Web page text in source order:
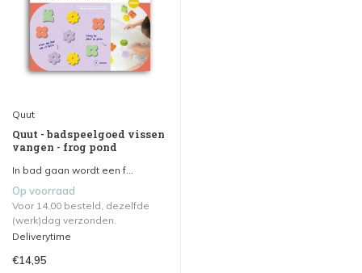
Quut
Quut - badspeelgoed vissen
vangen - frog pond
In bad gaan wordt een f...
Op voorraad
Voor 14.00 besteld, dezelfde
(werk)dag verzonden.
Deliverytime
€14,95